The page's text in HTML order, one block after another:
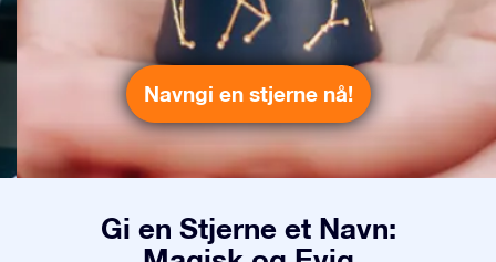
Navngi en stjerne nå!
Gi en Stjerne et Navn: